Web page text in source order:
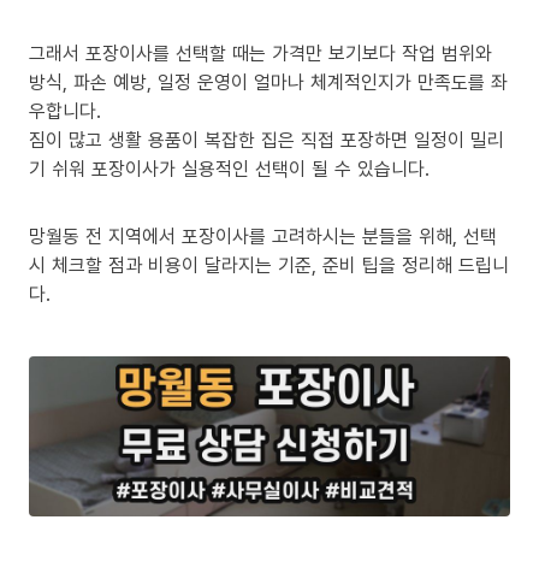
그래서 포장이사를 선택할 때는 가격만 보기보다 작업 범위와
방식, 파손 예방, 일정 운영이 얼마나 체계적인지가 만족도를 좌
우합니다.
짐이 많고 생활 용품이 복잡한 집은 직접 포장하면 일정이 밀리
기 쉬워 포장이사가 실용적인 선택이 될 수 있습니다.
망월동 전 지역에서 포장이사를 고려하시는 분들을 위해, 선택
시 체크할 점과 비용이 달라지는 기준, 준비 팁을 정리해 드립니
다.